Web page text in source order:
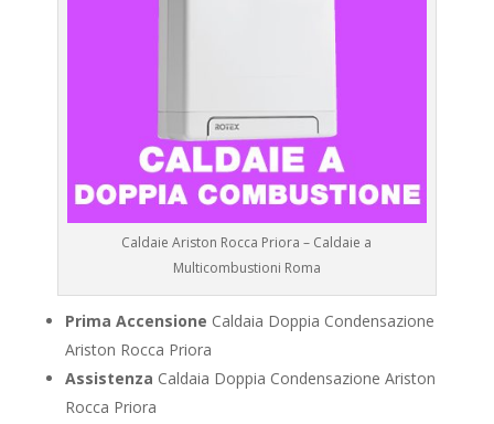
Caldaie Ariston Rocca Priora – Caldaie a
Multicombustioni Roma
Prima Accensione Caldaia Doppia Condensazione
Ariston Rocca Priora
Assistenza Caldaia Doppia Condensazione Ariston
Rocca Priora